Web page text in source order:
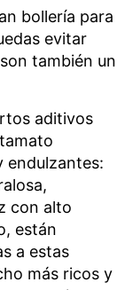
bollería para
evitar
también un
aditivos
endulzantes:
con alto
están
a estas
más ricos y